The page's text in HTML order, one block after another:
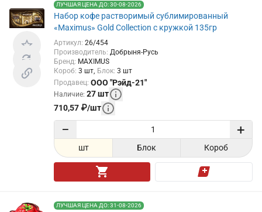
ЛУЧШАЯ ЦЕНА ДО: 30-08-2026
Набор кофе растворимый сублимированный
«Maximus» Gold Collection с кружкой 135гр
Артикул: 26/454
Производитель: Добрыня-Русь
Бренд: MAXIMUS
Короб: 3 шт Блок: 3 шт
Продавец: ООО "Рэйд-21"
Наличие: 27шт
710,57 ₽/шт
− +
шт Блок Короб
ЛУЧШАЯ ЦЕНА ДО: 31-08-2026